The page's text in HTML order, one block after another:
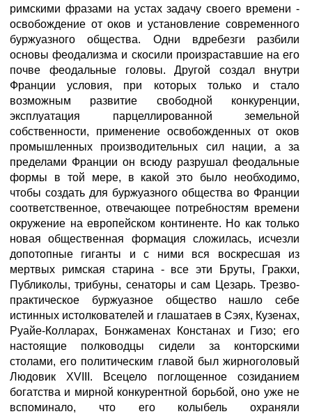
римскими фразами на устах задачу своего времени -
освобождение от оков и установление современного
буржуазного общества. Одни вдребезги разбили
основы феодализма и скосили произраставшие на его
почве феодальные головы. Другой создал внутри
Франции условия, при которых только и стало
возможным развитие свободной конкуренции,
эксплуатация парцеллированной земельной
собственности, применение освобожденных от оков
промышленных производительных сил нации, а за
пределами Франции он всюду разрушал феодальные
формы в той мере, в какой это было необходимо,
чтобы создать для буржуазного общества во Франции
соответственное, отвечающее потребностям времени
окружение на европейском континенте. Но как только
новая общественная формация сложилась, исчезли
допотопные гиганты и с ними вся воскресшая из
мертвых римская старина - все эти Бруты, Гракхи,
Публиколы, трибуны, сенаторы и сам Цезарь. Трезво-
практическое буржуазное общество нашло себе
истинных истолкователей и глашатаев в Сэях, Кузенах,
Руайе-Колларах, Бонжаменах Констанах и Гизо; его
настоящие полководцы сидели за конторскими
столами, его политическим главой был жирноголовый
Людовик XVIII. Всецело поглощенное созиданием
богатства и мирной конкурентной борьбой, оно уже не
вспоминало, что его колыбель охраняли